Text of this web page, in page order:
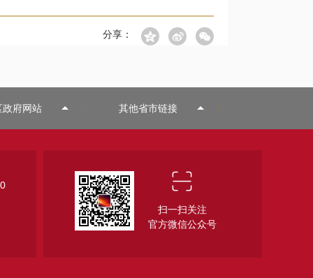
分享：
政府网站 其他省市链接
扫一扫关注
官方微信公众号